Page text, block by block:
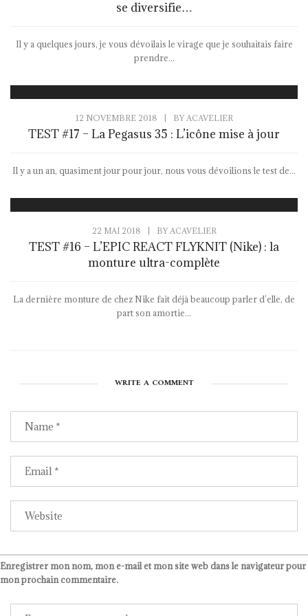
se diversifie…
Il y a quelques jours, je vous dévoilais le virage que je souhaitais faire
prendre...
12 NOVEMBRE 2018 BYACAVELIER
TEST #17 – La Pegasus 35 : L’icône mise à jour
Il y a un an, quasiment jour pour jour, nous vous dévoilions le test de...
22 MAI 2018 BYACAVELIER
TEST #16 – L’EPIC REACT FLYKNIT (Nike) : la
monture ultra-complète
La dernière monture de chez Nike fait déjà beaucoup parler d’elle, de
part son amortie...
WRITE A COMMENT
Enregistrer mon nom, mon e-mail et mon site web dans le navigateur pour
mon prochain commentaire.